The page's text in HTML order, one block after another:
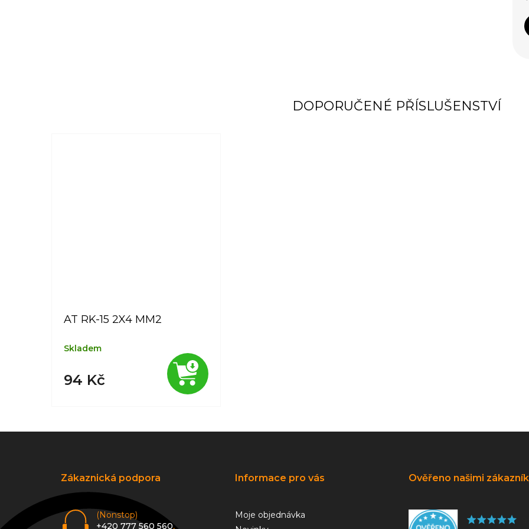
DOPORUČENÉ PŘÍSLUŠENSTVÍ
AT RK-15 2X4 MM2
Skladem
94 Kč
Zákaznická podpora
(Nonstop)
+420 777 560 560,
Informace pro vás
Moje objednávka
Ověřeno našimi